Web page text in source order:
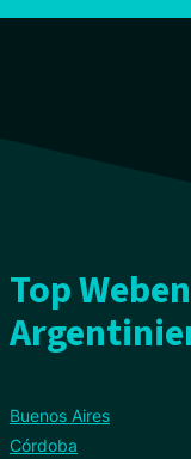
Top
Buenos Aires
Córdoba